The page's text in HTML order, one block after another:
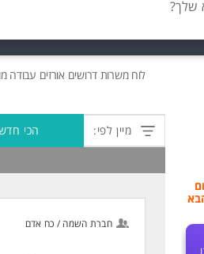
שלך?
לוח משרות דרושים אורזים עבודה
מיין לפי: הכי
חברת השמה / כח אדם